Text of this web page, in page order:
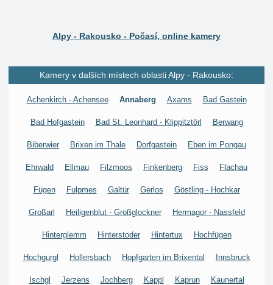
Alpy - Rakousko - Počasí, online kamery
Kamery v dalších místech oblasti Alpy - Rakousko:
Achenkirch - Achensee Annaberg Axams Bad Gastein
Bad Hofgastein Bad St. Leonhard - Klippitztörl Berwang
Biberwier Brixen im Thale Dorfgastein Eben im Pongau
Ehrwald Ellmau Filzmoos Finkenberg Fiss Flachau
Fügen Fulpmes Galtür Gerlos Göstling - Hochkar
Großarl Heiligenblut - Großglockner Hermagor - Nassfeld
Hinterglemm Hinterstoder Hintertux Hochfügen
Hochgurgl Hollersbach Hopfgarten im Brixental Innsbruck
Ischgl Jerzens Jochberg Kappl Kaprun Kaunertal